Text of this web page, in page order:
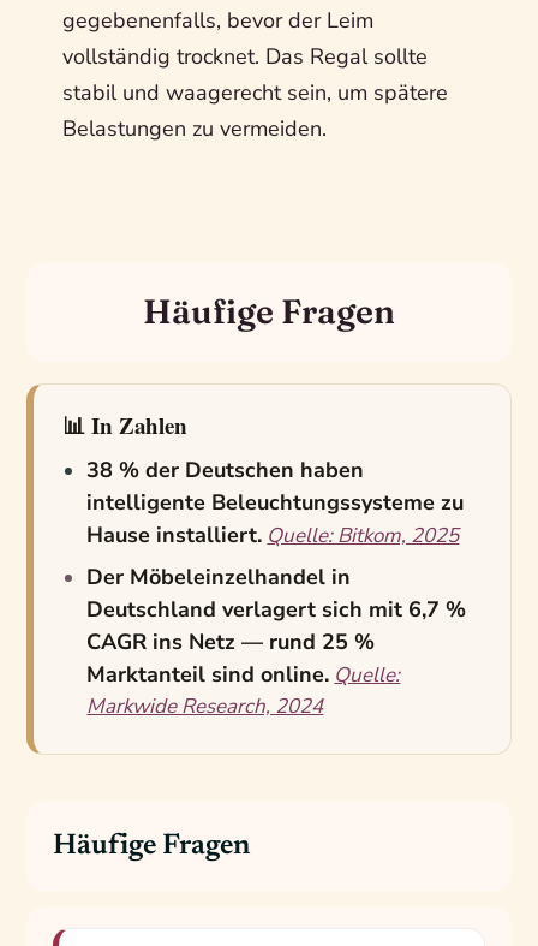
gegebenenfalls, bevor der Leim
vollständig trocknet. Das Regal sollte
stabil und waagerecht sein, um spätere
Belastungen zu vermeiden.
Häufige Fragen
📊 In Zahlen
38 % der Deutschen haben
intelligente Beleuchtungssysteme zu
Hause installiert. Quelle: Bitkom, 2025
Der Möbeleinzelhandel in
Deutschland verlagert sich mit 6,7 %
CAGR ins Netz — rund 25 %
Marktanteil sind online. Quelle:
Markwide Research, 2024
Häufige Fragen